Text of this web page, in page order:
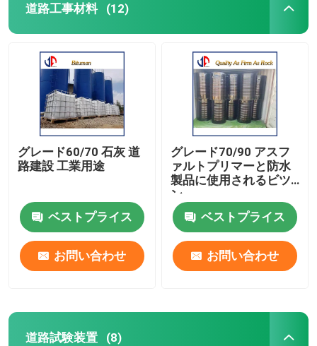
道路工事材料 (12)
グレード60/70 石灰 道
路建設 工業用途
ベストプライス
お問い合わせ
グレード70/90 アスフ
ァルトプリマーと防水
製品に使用されるビツ
ン
ベストプライス
お問い合わせ
道路試験装置 (8)